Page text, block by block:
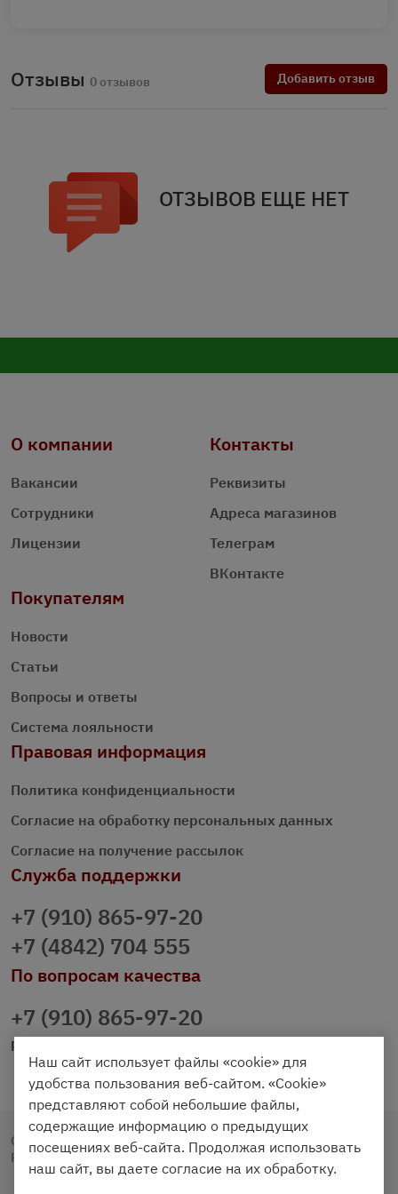
Отзывы 0 отзывов Добавить отзыв
ОТЗЫВОВ ЕЩЕ НЕТ
О компании
Вакансии
Сотрудники
Лицензии
Контакты
Реквизиты
Адреса магазинов
Телеграм
ВКонтакте
Покупателям
Новости
Статьи
Вопросы и ответы
Система лояльности
Правовая информация
Политика конфиденциальности
Согласие на обработку персональных данных
Согласие на получение рассылок
Служба поддержки
+7 (910) 865-97-20
+7 (4842) 704 555
По вопросам качества
+7 (910) 865-97-20
prazdnichniy40@palmi.ru
Copyright © 2020 - 2026. Праздничный Стол.
Разработка и продвижение - Vegas Studio
Наш сайт использует файлы «cookie» для
удобства пользования веб-сайтом. «Cookie»
представляют собой небольшие файлы,
содержащие информацию о предыдущих
посещениях веб-сайта. Продолжая использовать
наш сайт, вы даете согласие на их обработку.